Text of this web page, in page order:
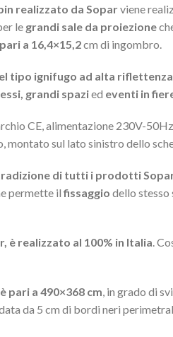
realizzato da Soparviene
le grandi sale da proiezione
a 16,4×15,2cm di ingombro.
tipo ignifugo ad alta riflettenza
grandi spazied eventi in
CE, alimentazione 230V-
montato sul lato sinistro dello
di tutti i prodotti
permette ilfissaggio dello stesso
è realizzato al 100% in Italia.
pari a 490×368 cm, in grado di
da 5 cm di bordi neri